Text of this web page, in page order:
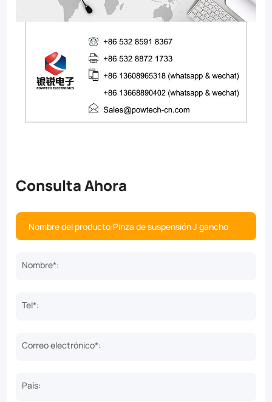
Consulta Ahora
Nombre*:
Tel*:
Correo electrónico*:
País: